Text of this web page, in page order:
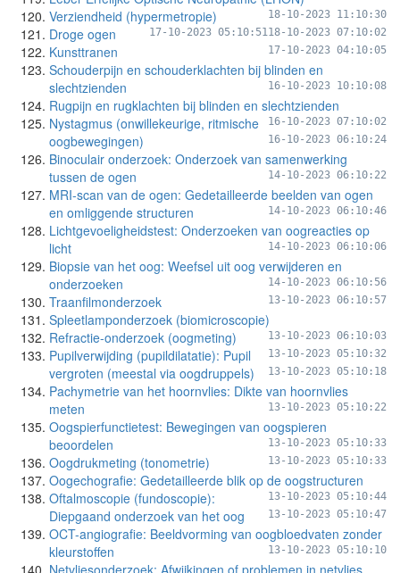
18-10-2023 11:10:30
Verziendheid (hypermetropie)
18-10-2023 07:10:02
Droge ogen 17-10-2023 05:10:51
Kunsttranen 17-10-2023 04:10:05
Schouderpijn en schouderklachten bij blinden en
slechtzienden
16-10-2023 10:10:08
Rugpijn en rugklachten bij blinden en slechtzienden
16-10-2023 07:10:02
Nystagmus (onwillekeurige, ritmische
oogbewegingen)
16-10-2023 06:10:24
Binoculair onderzoek: Onderzoek van samenwerking
tussen de ogen
14-10-2023 06:10:22
MRI-scan van de ogen: Gedetailleerde beelden van ogen
en omliggende structuren
14-10-2023 06:10:46
Lichtgevoeligheidstest: Onderzoeken van oogreacties op
licht
14-10-2023 06:10:06
Biopsie van het oog: Weefsel uit oog verwijderen en
onderzoeken
14-10-2023 06:10:56
Traanfilmonderzoek 13-10-2023 06:10:57
Spleetlamponderzoek (biomicroscopie)
13-10-2023 06:10:03
Refractie-onderzoek (oogmeting)
13-10-2023 05:10:32
Pupilverwijding (pupildilatatie): Pupil
vergroten (meestal via oogdruppels)
13-10-2023 05:10:18
Pachymetrie van het hoornvlies: Dikte van hoornvlies
meten
13-10-2023 05:10:22
Oogspierfunctietest: Bewegingen van oogspieren
beoordelen
13-10-2023 05:10:33
Oogdrukmeting (tonometrie) 13-10-2023 05:10:33
Oogechografie: Gedetailleerde blik op de oogstructuren
13-10-2023 05:10:44
Oftalmoscopie (fundoscopie):
Diepgaand onderzoek van het oog
13-10-2023 05:10:47
OCT-angiografie: Beeldvorming van oogbloedvaten zonder
kleurstoffen
13-10-2023 05:10:10
Netvliesonderzoek: Afwijkingen of problemen in netvlies